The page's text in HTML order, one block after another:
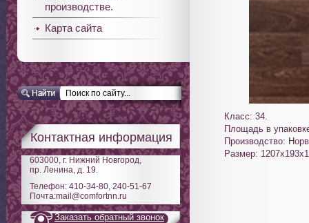
производстве.
Карта сайта
Контактная информация
603000, г. Нижний Новгород,
пр. Ленина, д. 19.
Телефон: 410-34-80, 240-51-67
Почта:mail@comfortnn.ru
Заказать обратный звонок
Класс: 34.
Площадь в
Производство:
Размер: